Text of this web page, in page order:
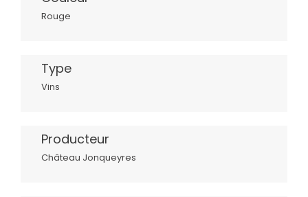
Rouge
Type
Vins
Producteur
Château Jonqueyres